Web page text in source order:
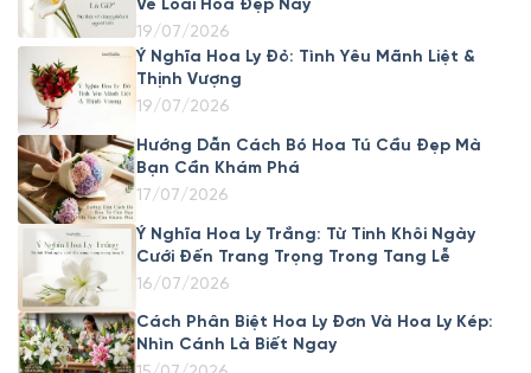
Về Loài Hoa Đẹp Này
19/07/2026
Ý Nghĩa Hoa Ly Đỏ: Tình Yêu Mãnh Liệt &
Thịnh Vượng
19/07/2026
Hướng Dẫn Cách Bó Hoa Tú Cầu Đẹp Mà
Bạn Cần Khám Phá
17/07/2026
Ý Nghĩa Hoa Ly Trắng: Từ Tinh Khôi Ngày
Cưới Đến Trang Trọng Trong Tang Lễ
16/07/2026
Cách Phân Biệt Hoa Ly Đơn Và Hoa Ly Kép:
Nhìn Cánh Là Biết Ngay